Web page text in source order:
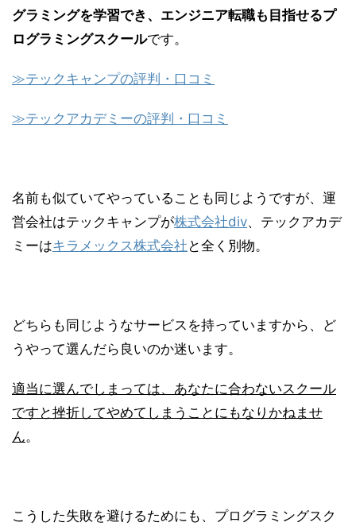
グラミングを学習でき、エンジニア転職も目指せるプ
ログラミングスクールです。
≫テックキャンプの評判・口コミ
≫テックアカデミーの評判・口コミ
名前も似ていてやっていることも同じようですが、運
営会社はテックキャンプが株式会社div、テックアカデ
ミーはキラメックス株式会社 と全く別物。
どちらも同じようなサービスを持っていますから、ど
うやって選んだら良いのか迷います。
適当に選んでしまっては、あなたに合わないスクール
ですと挫折してやめてしまうことにもなりかねませ
ん。
こうした失敗を避けるためにも、プログラミングスク